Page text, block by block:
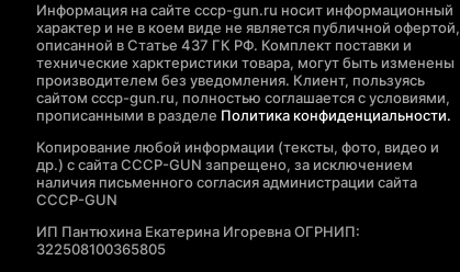
Информация на сайте cccp-gun.ru носит информационный
характер и не в коем виде не является публичной офертой,
описанной в Статье 437 ГК РФ. Комплект поставки и
технические харктеристики товара, могут быть изменены
производителем без уведомления. Клиент, пользуясь
сайтом cccp-gun.ru, полностью соглашается с условиями,
прописанными в разделе Политика конфиденциальности.
Копирование любой информации (тексты, фото, видео и
др.) с сайта CCCP-GUN запрещено, за исключением
наличия письменного согласия администрации сайта
CCCP-GUN
ИП Пантюхина Екатерина Игоревна ОГРНИП:
322508100365805